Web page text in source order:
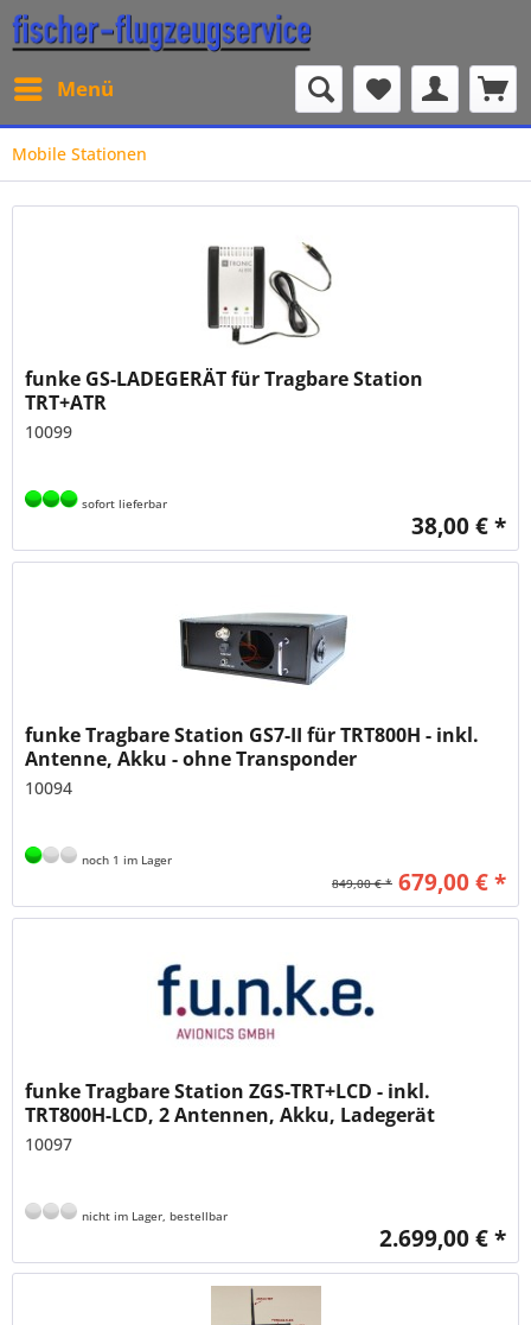
Menü
Mobile Stationen
funke GS-LADEGERÄT für Tragbare Station
TRT+ATR
10099
sofort lieferbar
38,00 € *
funke Tragbare Station GS7-II für TRT800H - inkl.
Antenne, Akku - ohne Transponder
10094
noch 1 im Lager
849,00 € * 679,00 € *
funke Tragbare Station ZGS-TRT+LCD - inkl.
TRT800H-LCD, 2 Antennen, Akku, Ladegerät
10097
nicht im Lager, bestellbar
2.699,00 € *